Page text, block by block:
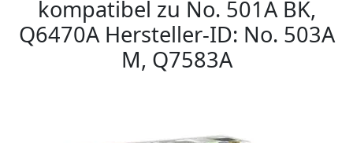
kompatibel zu No. 501A BK,
Q6470A Hersteller-ID: No. 503A
M, Q7583A